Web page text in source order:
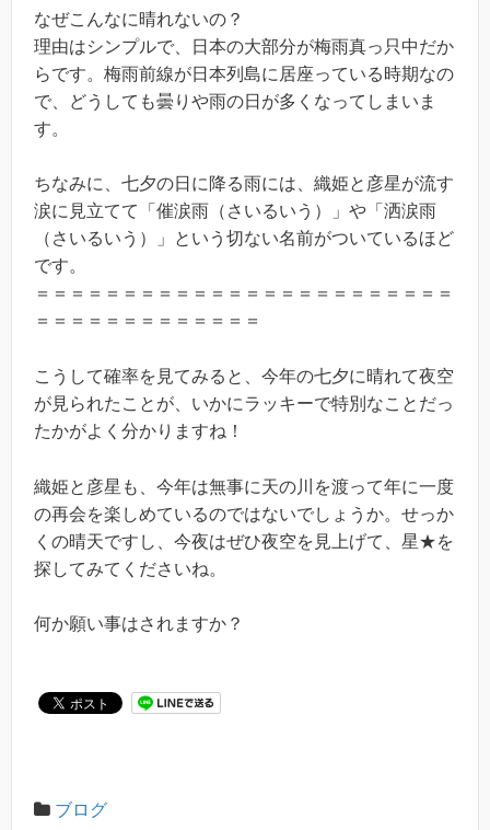
なぜこんなに晴れないの？
理由はシンプルで、日本の大部分が梅雨真っ只中だか
らです。梅雨前線が日本列島に居座っている時期なの
で、どうしても曇りや雨の日が多くなってしまいま
す。
ちなみに、七夕の日に降る雨には、織姫と彦星が流す
涙に見立てて「催涙雨（さいるいう）」や「洒涙雨
（さいるいう）」という切ない名前がついているほど
です。
＝＝＝＝＝＝＝＝＝＝＝＝＝＝＝＝＝＝＝＝＝＝＝＝
＝＝＝＝＝＝＝＝＝＝＝＝＝
こうして確率を見てみると、今年の七夕に晴れて夜空
が見られたことが、いかにラッキーで特別なことだっ
たかがよく分かりますね！
織姫と彦星も、今年は無事に天の川を渡って年に一度
の再会を楽しめているのではないでしょうか。せっか
くの晴天ですし、今夜はぜひ夜空を見上げて、星★を
探してみてくださいね。
何か願い事はされますか？
ブログ